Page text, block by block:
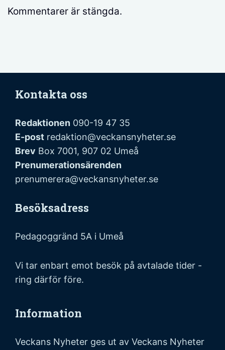
Kommentarer är stängda.
Kontakta oss
Redaktionen 090-19 47 35
E-post redaktion@veckansnyheter.se
Brev Box 7001, 907 02 Umeå
Prenumerationsärenden
prenumerera@veckansnyheter.se
Besöksadress
Pedagoggränd 5A i Umeå
Vi tar enbart emot besök på avtalade tider -
ring därför före.
Information
Veckans Nyheter ges ut av Veckans Nyheter